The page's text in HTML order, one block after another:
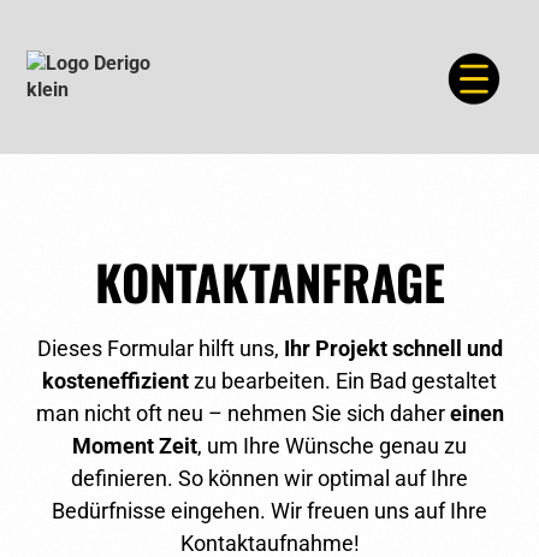
KONTAKTANFRAGE
Dieses Formular hilft uns, Ihr Projekt schnell und
kosteneffizientzu bearbeiten. Ein Bad gestaltet
man nicht oft neu – nehmen Sie sich dahereinen
Moment Zeit, um Ihre Wünsche genau zu
definieren. So können wir optimal auf Ihre
Bedürfnisse eingehen. Wir freuen uns auf Ihre
Kontaktaufnahme!